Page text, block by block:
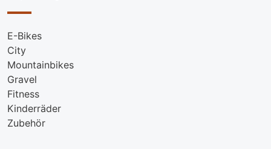
E-Bikes
City
Mountainbikes
Gravel
Fitness
Kinderräder
Zubehör